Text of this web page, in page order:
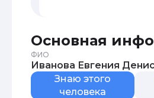
Основная
ФИО
Иванова Евгения
Знаю этого
человека